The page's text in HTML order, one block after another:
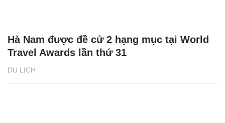
DU LỊCH
Hà Nam được đề cử 2 hạng mục tại World
Travel Awards lần thứ 31